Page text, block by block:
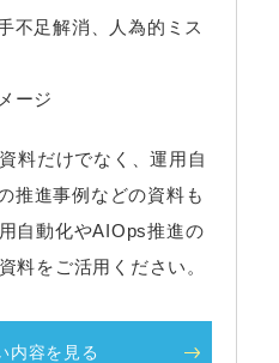
足解消、人為的ミス
ージ
料だけでなく、運用自
推進事例などの資料も
自動化やAIOps推進の
料をご活用ください。
内容を見る